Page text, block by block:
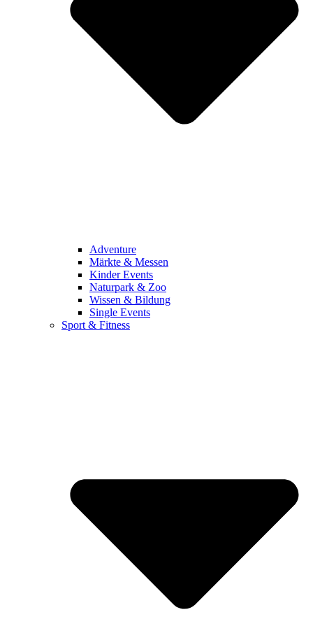
Adventure
Märkte & Messen
Kinder Events
Naturpark & Zoo
Wissen & Bildung
Single Events
Sport & Fitness